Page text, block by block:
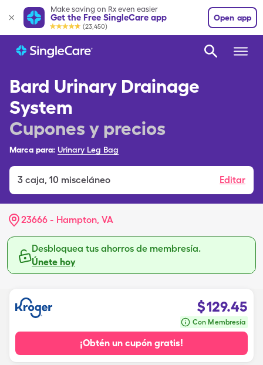
Make saving on Rx even easier
Get the Free SingleCare app
(23,450)
Open app
Bard Urinary Drainage
System
Cupones y precios
Marca para: Urinary Leg Bag
3 caja, 10 misceláneo Editar
23666 - Hampton, VA
Desbloquea tus ahorros de membresía.
Únete hoy
$129.45
Con Membresía
¡Obtén un cupón gratis!